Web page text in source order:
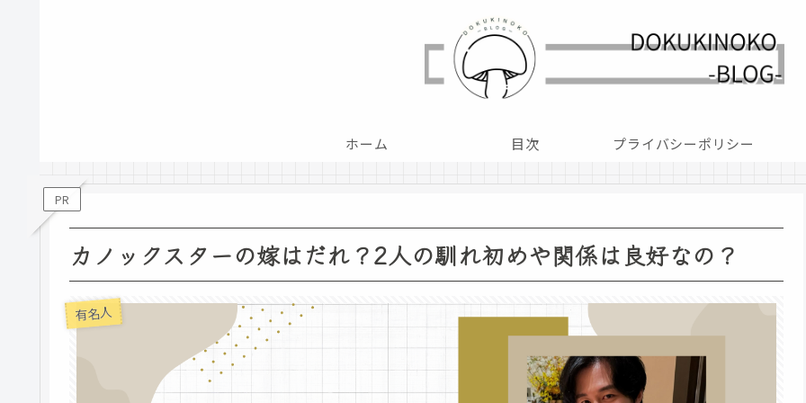
ホーム 目次 プライバシーポリシー
PR
カノックスターの嫁はだれ？2人の馴れ初めや関係は良好なの？
有名人